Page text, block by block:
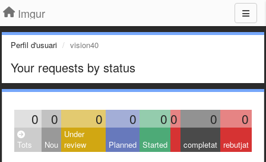
Imgur
Perfil d'usuari vision40
Your requests by status
0 0 0 0 0 0 0 0
Tots Nou
Under
review
Planned Started completat rebutjat